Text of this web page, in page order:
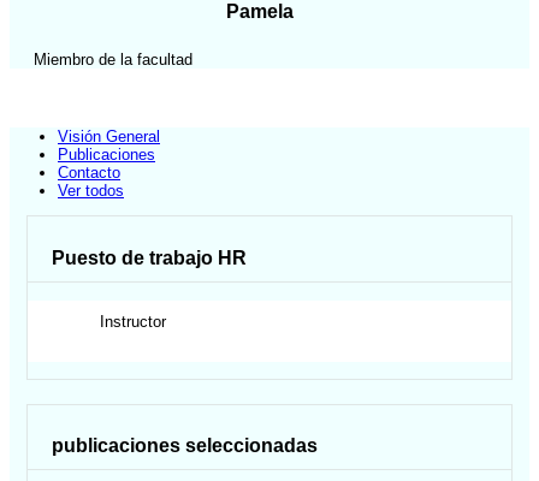
Pamela
Miembro de la facultad
Visión General
Publicaciones
Contacto
Ver todos
Puesto de trabajo HR
Instructor
publicaciones seleccionadas